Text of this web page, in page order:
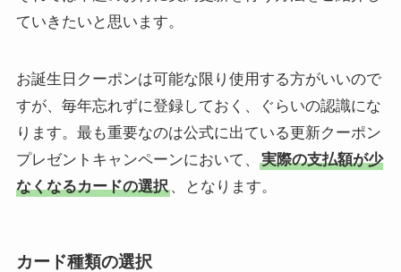
ていきたいと思います。
お誕生日クーポンは可能な限り使用する方がいいので
すが、毎年忘れずに登録しておく、ぐらいの認識にな
ります。最も重要なのは公式に出ている更新クーポン
プレゼントキャンペーンにおいて、
実際の支払額が少
なくなるカードの選択、となります。
カード種類の選択